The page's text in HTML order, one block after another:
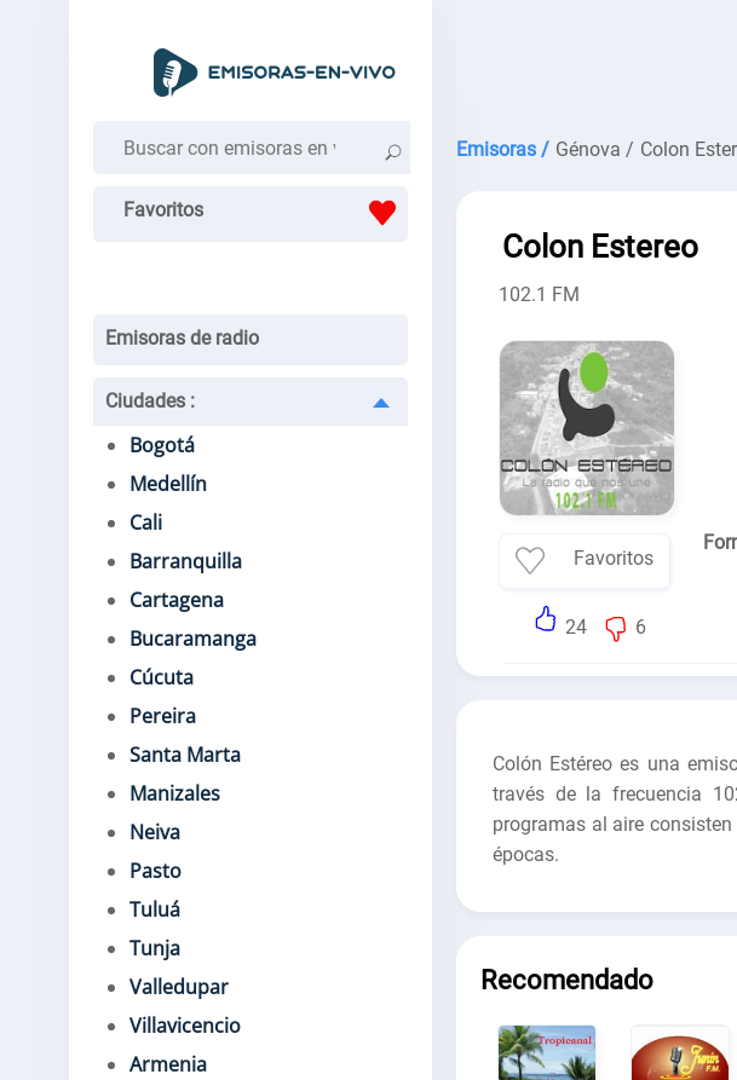
Favoritos
Emisoras de radio
Ciudades :
Bogotá
Medellín
Cali
Barranquilla
Cartagena
Bucaramanga
Cúcuta
Pereira
Santa Marta
Manizales
Neiva
Pasto
Tuluá
Tunja
Valledupar
Villavicencio
Armenia
Emisoras / Génova / Colon
Colon Estereo
102.1 FM
Favoritos
24 6
Colón Estéreo es una
través de la frecuencia
programas al aire
épocas.
Recomendado